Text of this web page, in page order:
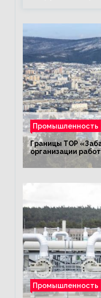
Промышленность
Границы ТОР
организации
предприятий
Промышленность